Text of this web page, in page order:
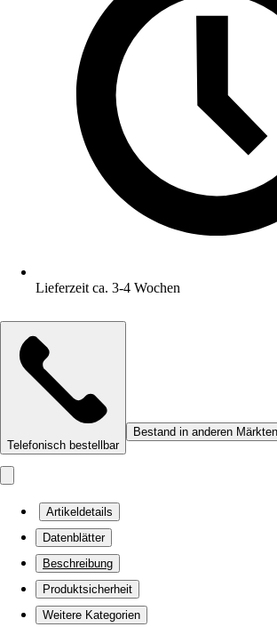
Lieferzeit ca. 3-4 Wochen
Telefonisch bestellbar
Bestand in anderen
Artikeldetails
Datenblätter
Beschreibung
Produktsicherheit
Weitere Kategorien